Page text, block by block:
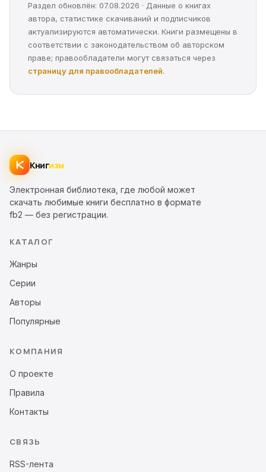
Раздел обновлён: 07.08.2026 · Данные о книгах
автора, статистике скачиваний и подписчиков
актуализируются автоматически. Книги размещены в
соответствии с законодательством об авторском
праве; правообладатели могут связаться через
страницу для правообладателей.
Книгизм
Электронная библиотека, где любой может
скачать любимые книги бесплатно в формате
fb2 — без регистрации.
КАТАЛОГ
Жанры
Серии
Авторы
Популярные
КОМПАНИЯ
О проекте
Правила
Контакты
СВЯЗЬ
RSS-лента